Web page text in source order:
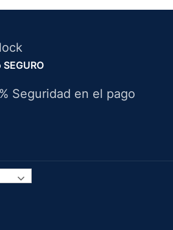
SEGURO
Seguridad en el pago